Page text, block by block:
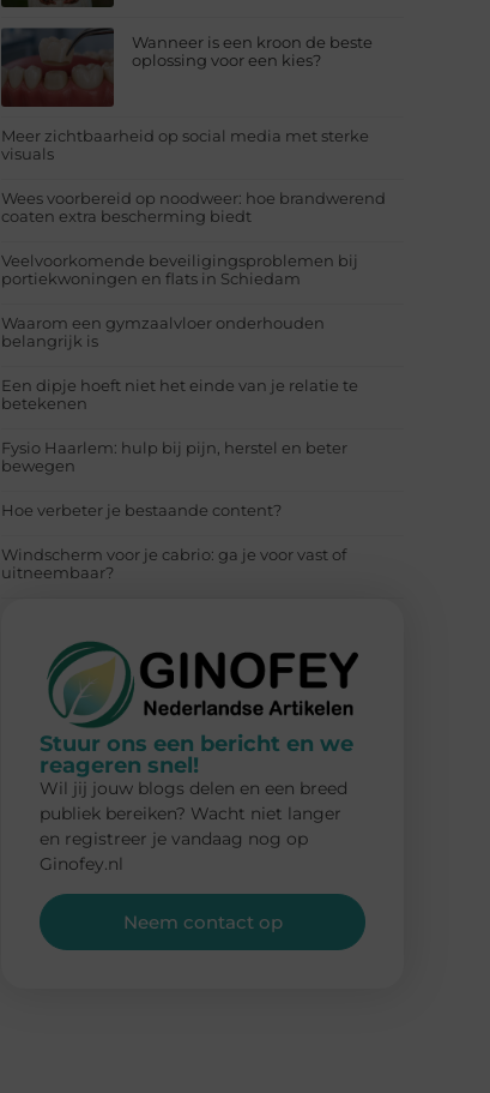
Wanneer is een kroon de beste
oplossing voor een kies?
Meer zichtbaarheid op social media met sterke
visuals
Wees voorbereid op noodweer: hoe brandwerend
coaten extra bescherming biedt
Veelvoorkomende beveiligingsproblemen bij
portiekwoningen en flats in Schiedam
Waarom een gymzaalvloer onderhouden
belangrijk is
Een dipje hoeft niet het einde van je relatie te
betekenen
Fysio Haarlem: hulp bij pijn, herstel en beter
bewegen
Hoe verbeter je bestaande content?
Windscherm voor je cabrio: ga je voor vast of
uitneembaar?
Stuur ons een bericht en we
reageren snel!
Wil jij jouw blogs delen en een breed
publiek bereiken? Wacht niet langer
en registreer je vandaag nog op
Ginofey.nl
Neem contact op